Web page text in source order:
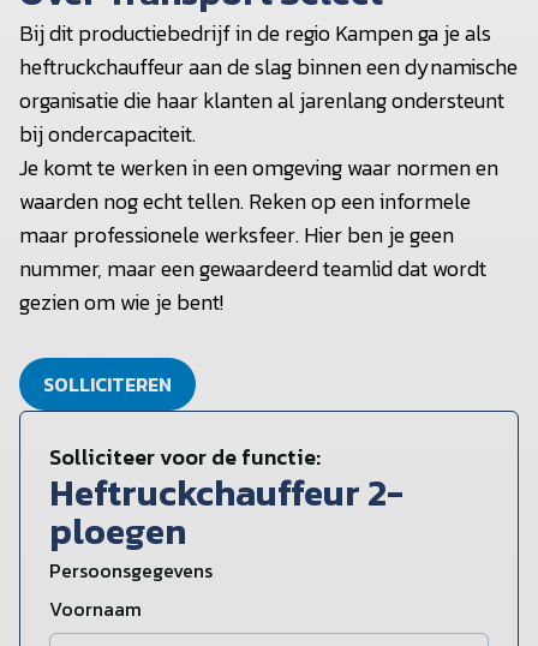
Bij dit productiebedrijf in de regio Kampen ga je als
heftruckchauffeur aan de slag binnen een dynamische
organisatie die haar klanten al jarenlang ondersteunt
bij ondercapaciteit.
Je komt te werken in een omgeving waar normen en
waarden nog echt tellen. Reken op een informele
maar professionele werksfeer. Hier ben je geen
nummer, maar een gewaardeerd teamlid dat wordt
gezien om wie je bent!
SOLLICITEREN
Solliciteer voor de functie:
Heftruckchauffeur 2-
ploegen
Persoonsgegevens
Voornaam